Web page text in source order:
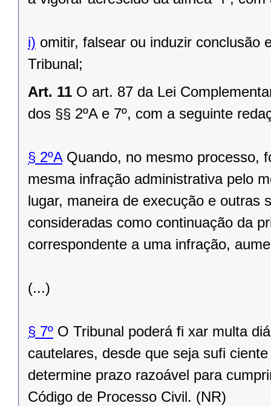
i) omitir, falsear ou induzir conclusão
Tribunal;
Art. 11 O art. 87 da Lei
dos §§ 2ºA e 7º, com a seguinte
§ 2ºAQuando, no mesmo processo,
mesma infração administrativa pelo
lugar, maneira de execução e outras
consideradas como continuação da
correspondente a uma infração,
(...)
§ 7º O Tribunal poderá fi xar multa
cautelares, desde que seja sufi
determine prazo razoável para
Código de Processo Civil. (NR)